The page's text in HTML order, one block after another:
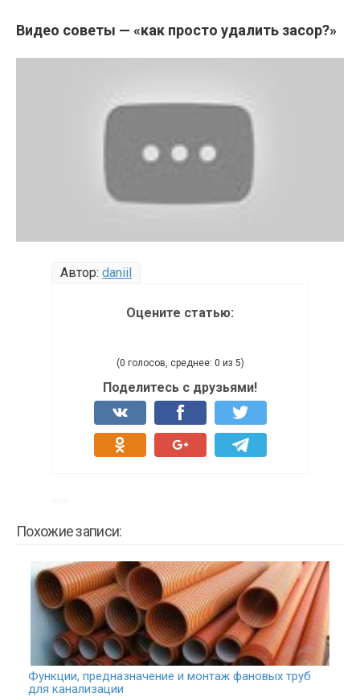
Видео советы — «как просто удалить засор?»
Автор: daniil
Оцените статью:
(0 голосов, среднее: 0 из 5)
Поделитесь с друзьями!
Похожие записи:
Функции, предназначение и монтаж фановых труб
для канализации